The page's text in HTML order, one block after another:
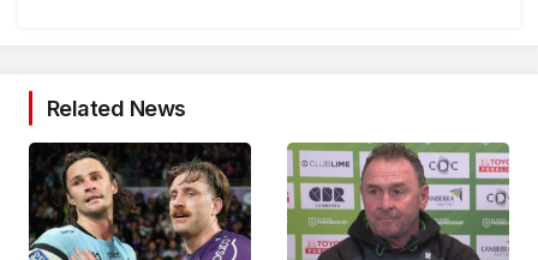
Related News